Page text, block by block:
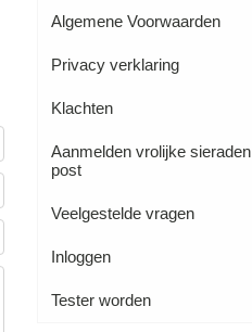
Algemene Voorwaarden
Privacy verklaring
Klachten
Aanmelden vrolijke sieraden
post
Veelgestelde vragen
Inloggen
Tester worden